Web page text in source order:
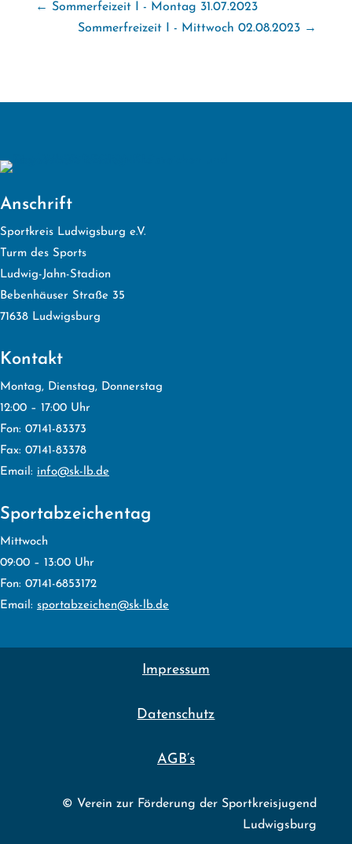
← Sommerfeizeit I - Montag 31.07.2023
Sommerfreizeit I - Mittwoch 02.08.2023 →
Anschrift
Sportkreis Ludwigsburg e.V.
Turm des Sports
Ludwig-Jahn-Stadion
Bebenhäuser Straße 35
71638 Ludwigsburg
Kontakt
Montag, Dienstag, Donnerstag
12:00 – 17:00 Uhr
Fon: 07141-83373
Fax: 07141-83378
Email: info@sk-lb.de
Sportabzeichentag
Mittwoch
09:00 – 13:00 Uhr
Fon: 07141-6853172
Email: sportabzeichen@sk-lb.de
© Verein zur Förderung der Sportkreisjugend
Ludwigsburg
Impressum
Datenschutz
AGB’s